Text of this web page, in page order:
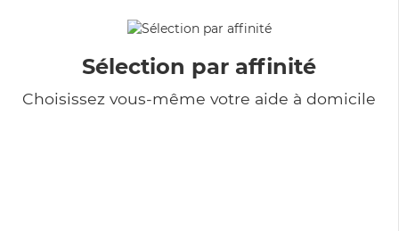
Sélection par affinité
Choisissez vous-même votre aide à domicile